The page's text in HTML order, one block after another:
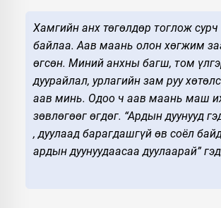
Хамгийн анх төгөлдөр тоглож сурч
байлаа. Аав маань олон хөгжим
өгсөн. Миний анхны багш, том
дуурайлал, урлагийн зам руу
аав минь. Одоо ч аав маань маш
зөвлөгөөг өгдөг. “Ардын дуунууд
, дуулаад барагдашгүй өв соёл
ардын дуунуудаасаа дуулаарай”